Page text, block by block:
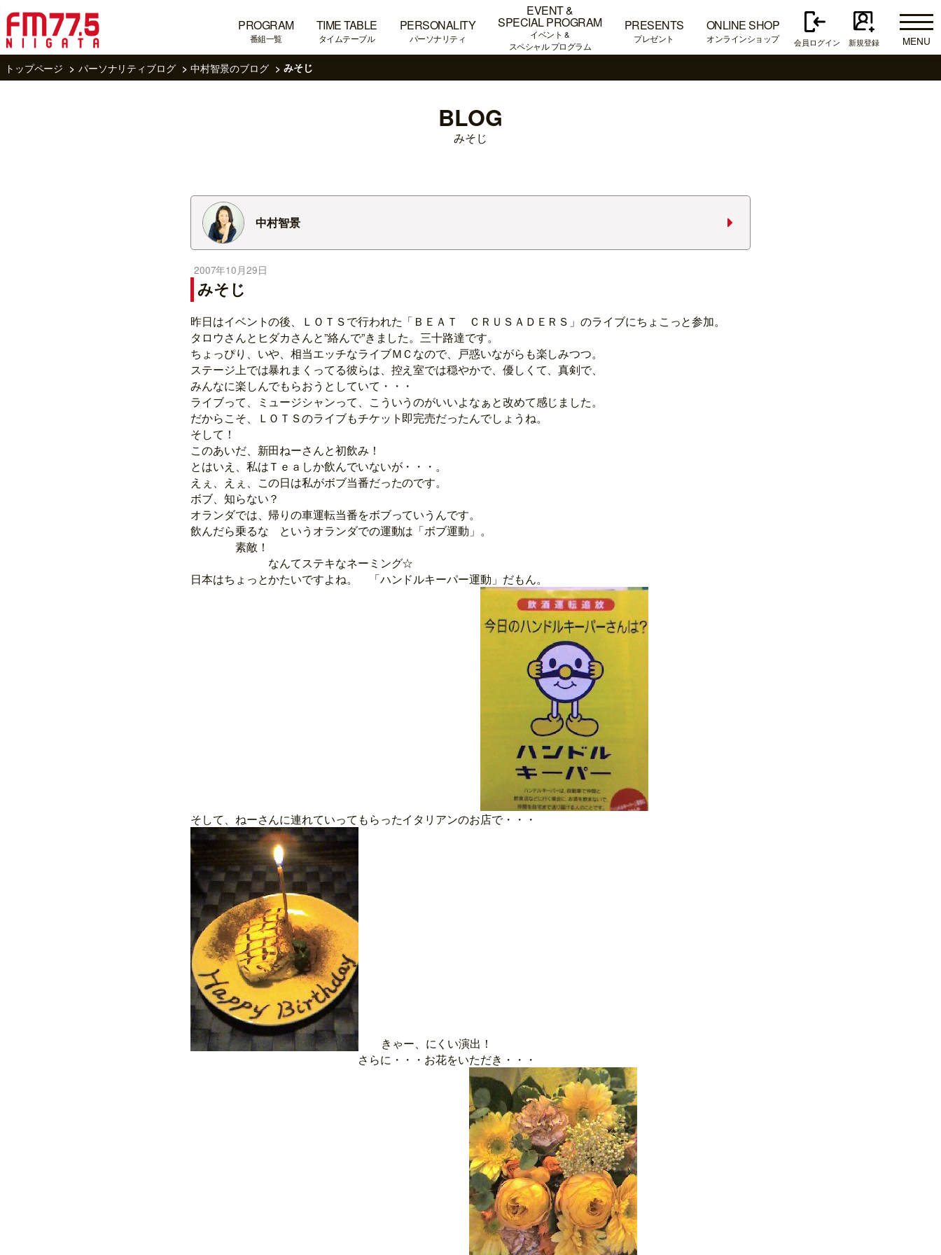
PROGRAM
番組一覧
TIME TABLE
タイムテーブル
PERSONALITY
パーソナリティ
EVENT &
SPECIAL PROGRAM
イベント &
スペシャル プログラム
PRESENTS
プレゼント
ONLINE SHOP
オンラインショップ 会員ログイン 新規登録
MENU
トップページ
パーソナリティブログ 中村智景のブログ みそじ
BLOG
みそじ
中村智景
2007年10月29日
みそじ
昨日はイベントの後、ＬＯＴＳで行われた「ＢＥＡＴ ＣＲＵＳＡＤＥＲＳ」のライブにちょこっと参加。
タロウさんとヒダカさんと”絡んで”きました。三十路達です。
ちょっぴり、いや、相当エッチなライブＭＣなので、戸惑いながらも楽しみつつ。
ステージ上では暴れまくってる彼らは、控え室では穏やかで、優しくて、真剣で、
みんなに楽しんでもらおうとしていて・・・
ライブって、ミュージシャンって、こういうのがいいよなぁと改めて感じました。
だからこそ、ＬＯＴＳのライブもチケット即完売だったんでしょうね。
そして！
このあいだ、新田ねーさんと初飲み！
とはいえ、私はＴｅａしか飲んでいないが・・・。
えぇ、えぇ、この日は私がボブ当番だったのです。
ボブ、知らない？
オランダでは、帰りの車運転当番をボブっていうんです。
飲んだら乗るな というオランダでの運動は「ボブ運動」。
素敵！
なんてステキなネーミング☆
日本はちょっとかたいですよね。 「ハンドルキーパー運動」だもん。
そして、ねーさんに連れていってもらったイタリアンのお店で・・・
きゃー、にくい演出！
さらに・・・お花をいただき・・・